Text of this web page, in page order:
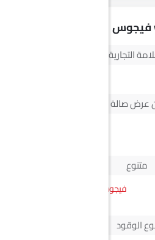
التجارية
عرض صالة العرض*
متنوع
فيجوس جي إل ناقل أوتوماتيكي
الوقود